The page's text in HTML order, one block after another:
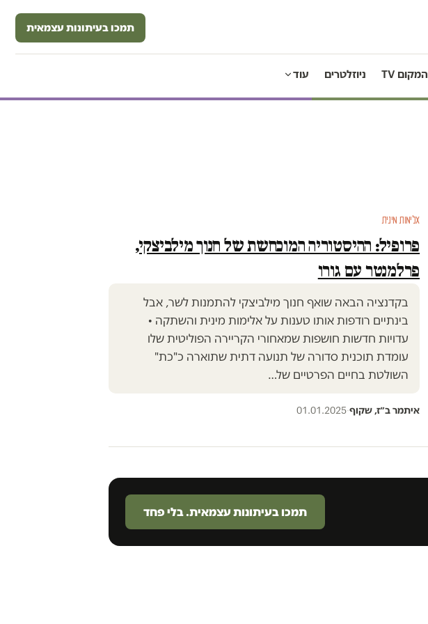
תמכו בעיתונות עצמאית
המקום TV ניוזלטרים עוד
אלימות מינית
פרופיל: ההיסטוריה המוכחשת של חנוך מילביצקי,
פרלמנטר עם גורו
בקדנציה הבאה שואף חנוך מילביצקי להתמנות לשר, אבל
בינתיים רודפות אותו טענות על אלימות מינית והשתקה •
עדויות חדשות חושפות שמאחורי הקריירה הפוליטית שלו
עומדת תוכנית סדורה של תנועה דתית שתוארה כ"כת"
השולטת בחיים הפרטיים של…
איתמר ב״ז, שקוף·
01.01.2025
תמכו בעיתונות עצמאית. בלי פחד